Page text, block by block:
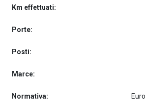
Km effettuati:
Porte:
Posti:
Marce:
Normativa: